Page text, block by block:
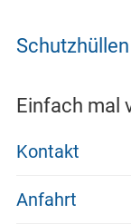
Einfach mal
Kontakt
Anfahrt